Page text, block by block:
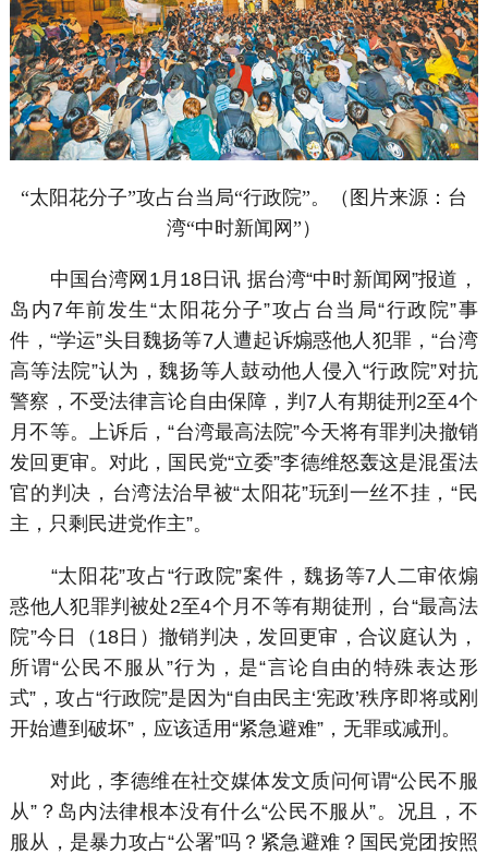
“太阳花分子”攻占台当局“行政院”。（图片来源：台
湾“中时新闻网”）
中国台湾网1月18日讯 据台湾“中时新闻网”报道，
岛内7年前发生“太阳花分子”攻占台当局“行政院”事
件，“学运”头目魏扬等7人遭起诉煽惑他人犯罪，“台湾
高等法院”认为，魏扬等人鼓动他人侵入“行政院”对抗
警察，不受法律言论自由保障，判7人有期徒刑2至4个
月不等。上诉后，“台湾最高法院”今天将有罪判决撤销
发回更审。对此，国民党“立委”李德维怒轰这是混蛋法
官的判决，台湾法治早被“太阳花”玩到一丝不挂，“民
主，只剩民进党作主”。
“太阳花”攻占“行政院”案件，魏扬等7人二审依煽
惑他人犯罪判被处2至4个月不等有期徒刑，台“最高法
院”今日（18日）撤销判决，发回更审，合议庭认为，
所谓“公民不服从”行为，是“言论自由的特殊表达形
式”，攻占“行政院”是因为“自由民主‘宪政’秩序即将或刚
开始遭到破坏”，应该适用“紧急避难”，无罪或减刑。
对此，李德维在社交媒体发文质问何谓“公民不服
从”？岛内法律根本没有什么“公民不服从”。况且，不
服从，是暴力攻占“公署”吗？紧急避难？国民党团按照